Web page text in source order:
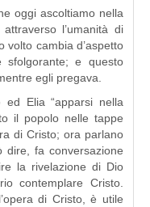
oggi ascoltiamo nella
l’umanità di
volto cambia d’aspetto
e questo
egli pregava.
Elia “apparsi nella
il popolo nelle tappe
di Cristo; ora parlano
dire, fa conversazione
la rivelazione di Dio
contemplare Cristo.
di Cristo, è utile